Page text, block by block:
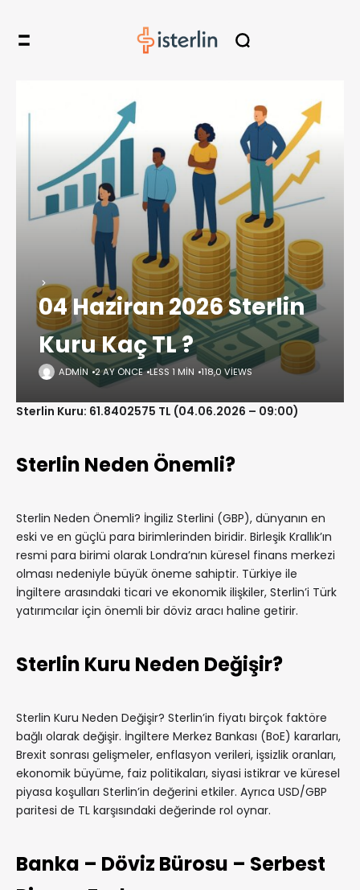
04 Haziran 2026 Sterlin
Kuru Kaç TL ?
ADMIN 2 AY ÖNCE LESS 1 MIN 118,0 VIEWS
Sterlin Kuru: 61.8402575 TL (04.06.2026 – 09:00)
Sterlin Neden Önemli?
Sterlin Neden Önemli? İngiliz Sterlini (GBP), dünyanın en
eski ve en güçlü para birimlerinden biridir. Birleşik Krallık’ın
resmi para birimi olarak Londra’nın küresel finans merkezi
olması nedeniyle büyük öneme sahiptir. Türkiye ile
İngiltere arasındaki ticari ve ekonomik ilişkiler, Sterlin’i Türk
yatırımcılar için önemli bir döviz aracı haline getirir.
Sterlin Kuru Neden Değişir?
Sterlin Kuru Neden Değişir? Sterlin’in fiyatı birçok faktöre
bağlı olarak değişir. İngiltere Merkez Bankası (BoE) kararları,
Brexit sonrası gelişmeler, enflasyon verileri, işsizlik oranları,
ekonomik büyüme, faiz politikaları, siyasi istikrar ve küresel
piyasa koşulları Sterlin’in değerini etkiler. Ayrıca USD/GBP
paritesi de TL karşısındaki değerinde rol oynar.
Banka – Döviz Bürosu – Serbest